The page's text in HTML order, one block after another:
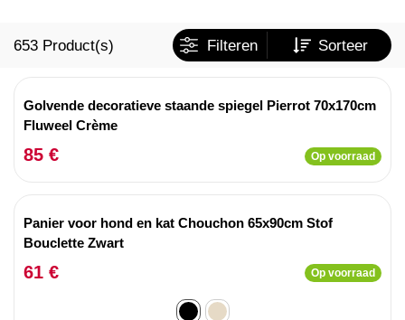
653 Product(s) Filteren Sorteer
Golvende decoratieve staande spiegel Pierrot 70x170cm
Fluweel Crème
85 € Op voorraad
Panier voor hond en kat Chouchon 65x90cm Stof
Bouclette Zwart
61 € Op voorraad